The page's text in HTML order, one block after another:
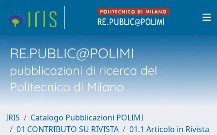
RE.PUBLIC@POLIMI
pubblicazioni di ricerca del
Politecnico di Milano
IRIS
Catalogo Pubblicazioni POLIMI
01 CONTRIBUTO SU RIVISTA
01.1 Articolo in Rivista